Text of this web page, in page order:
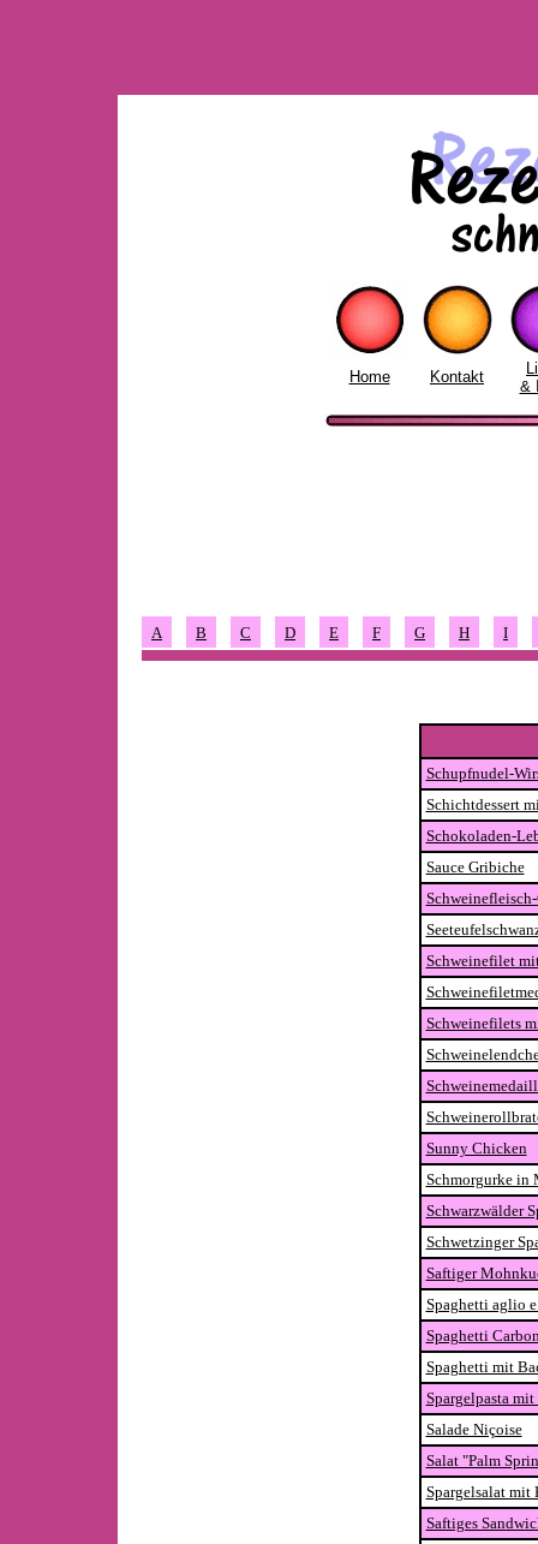
Home Kontakt
&
A B C D E F G H I
Schupfnudel-
Schichtdessert
Schokoladen-
Sauce Gribiche
Schweinefilet
Schweinefilets
Sunny Chicken
Schmorgurke in
Schwarzwälder
Schwetzinger
Saftiger
Spaghetti aglio
Spaghetti
Spaghetti mit
Spargelpasta
Salade Niçoise
Salat "Palm
Spargelsalat mit
Saftiges